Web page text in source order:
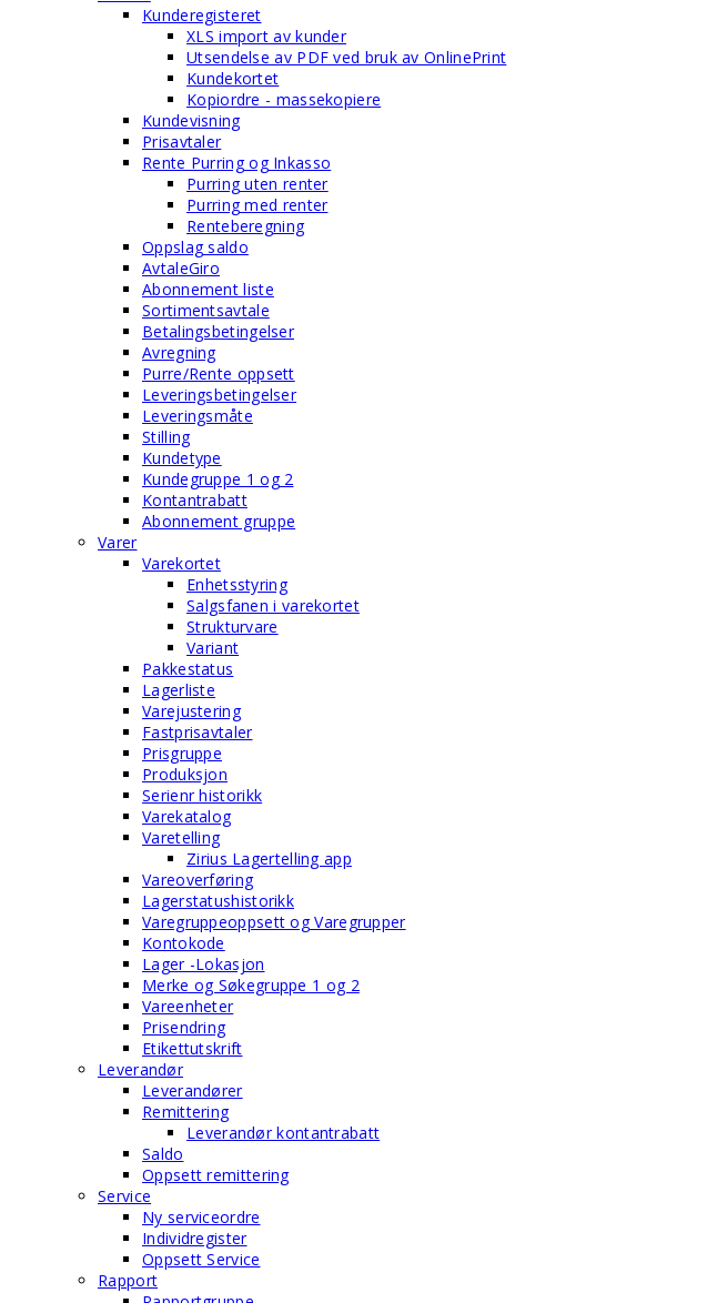
Kunderegisteret
XLS import av kunder
Utsendelse av PDF ved bruk av OnlinePrint
Kundekortet
Kopiordre - massekopiere
Kundevisning
Prisavtaler
Rente Purring og Inkasso
Purring uten renter
Purring med renter
Renteberegning
Oppslag saldo
AvtaleGiro
Abonnement liste
Sortimentsavtale
Betalingsbetingelser
Avregning
Purre/Rente oppsett
Leveringsbetingelser
Leveringsmåte
Stilling
Kundetype
Kundegruppe 1 og 2
Kontantrabatt
Abonnement gruppe
Varer
Varekortet
Enhetsstyring
Salgsfanen i varekortet
Strukturvare
Variant
Pakkestatus
Lagerliste
Varejustering
Fastprisavtaler
Prisgruppe
Produksjon
Serienr historikk
Varekatalog
Varetelling
Zirius Lagertelling app
Vareoverføring
Lagerstatushistorikk
Varegruppeoppsett og Varegrupper
Kontokode
Lager -Lokasjon
Merke og Søkegruppe 1 og 2
Vareenheter
Prisendring
Etikettutskrift
Leverandør
Leverandører
Remittering
Leverandør kontantrabatt
Saldo
Oppsett remittering
Service
Ny serviceordre
Individregister
Oppsett Service
Rapport